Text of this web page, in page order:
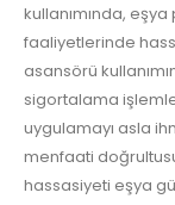
kullanımında,
faaliyetlerinde
asansörü
sigortalama
uygulamayı asla
menfaati
hassasiyeti eşya